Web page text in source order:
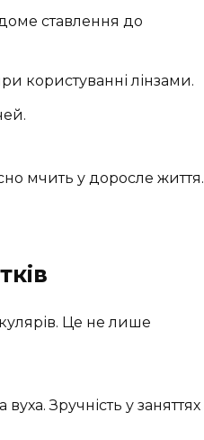
ставлення до
користуванні лінзами.
мчить у доросле життя.
Це не лише
Зручність у заняттях